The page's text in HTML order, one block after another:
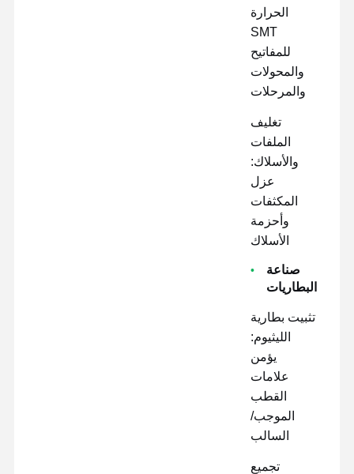
الحرارة
SMT
للمفاتيح
والمحولات
والمرحلات
تغليف
الملفات
والأسلاك:
عزل
المكثفات
وأحزمة
الأسلاك
صناعة
البطاريات
تثبيت بطارية
الليثيوم:
يؤمن
علامات
القطب
الموجب/
السالب
تجميع